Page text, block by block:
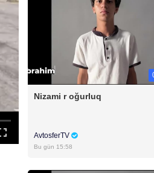
Nizami r oğurluq
AvtosferTV
Bu gün 15:58